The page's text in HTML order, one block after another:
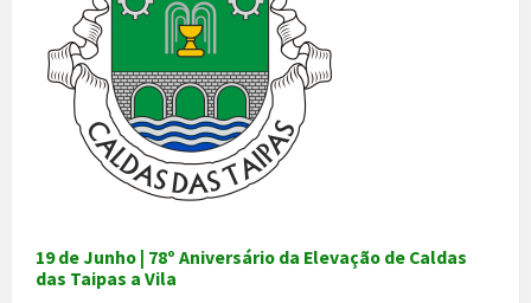
19 de Junho | 78º Aniversário da Elevação de Caldas
das Taipas a Vila